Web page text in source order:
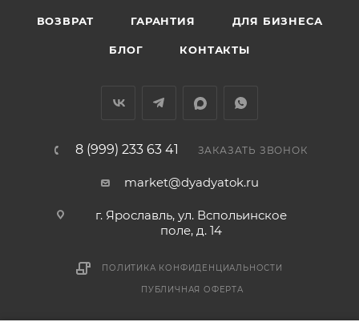
ВОЗВРАТ ГАРАНТИЯ ДЛЯ БИЗНЕСА
БЛОГ КОНТАКТЫ
8 (999) 233 63 41 ЗАКАЗАТЬ ЗВОНОК
market@dyadyatok.ru
г. Ярославль, ул. Вспольинское
поле, д. 14
ПОЛИТИКА КОНФИДЕНЦИАЛЬНОСТИ
ПУБЛИЧНАЯ ОФЕРТА